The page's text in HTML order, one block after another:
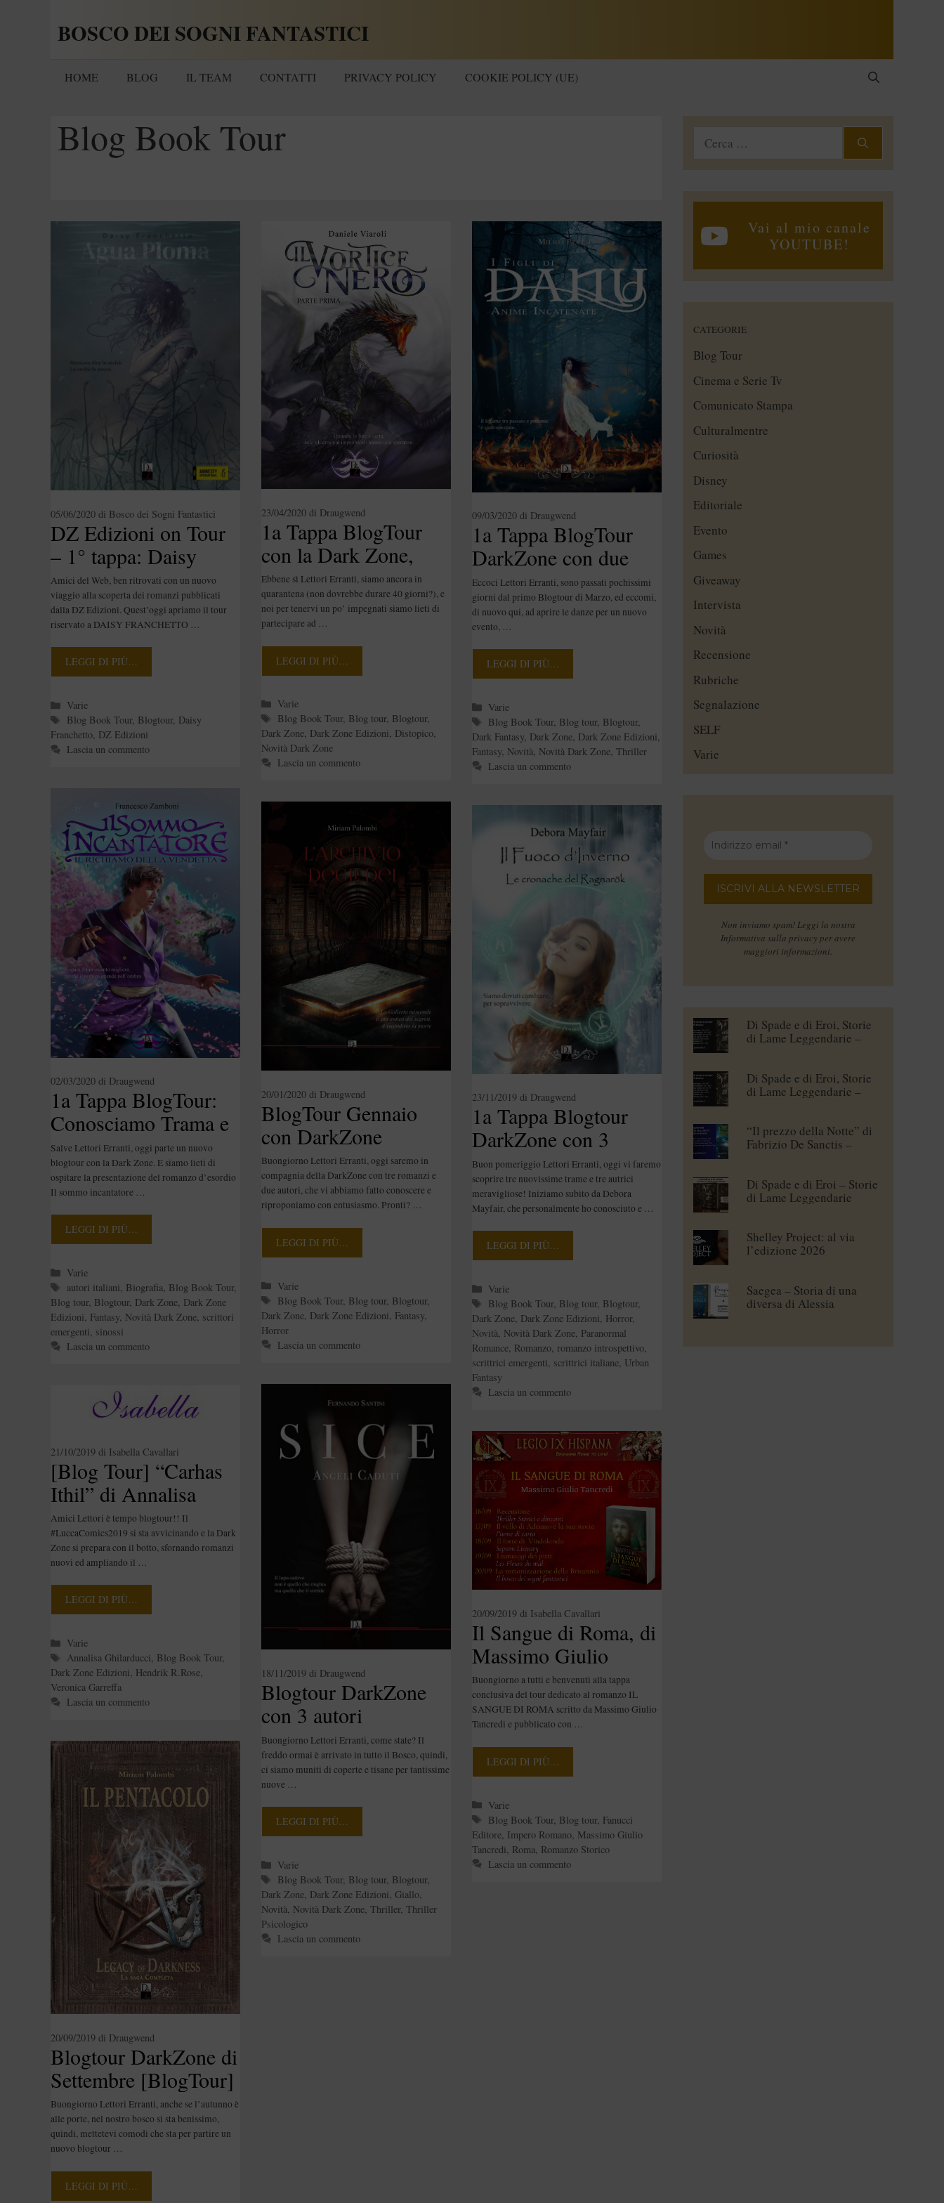
BOSCO DEI SOGNI FANTASTICI
HOME BLOG IL TEAM CONTATTI PRIVACY POLICY COOKIE POLICY (UE)
Blog Book Tour
DZ Edizioni on Tour
– 1° tappa: Daisy
Franchetto [Blogtour]
05/06/2020 di Bosco dei Sogni Fantastici
Amici del Web, ben ritrovati con un nuovo
viaggio alla scoperta dei romanzi pubblicati
dalla DZ Edizioni. Quest’oggi apriamo il tour
riservato a DAISY FRANCHETTO …
LEGGI DI PIÙ…
Categorie
Varie
Tag
Blog Book Tour, Blogtour, Daisy
Franchetto, DZ Edizioni
Lascia un commento
1a Tappa BlogTour
con la Dark Zone,
ancora in quarantena
[BlogTour]
23/04/2020 di Draugwend
Ebbene sì Lettori Erranti, siamo ancora in
quarantena (non dovrebbe durare 40 giorni?), e
noi per tenervi un po’ impegnati siamo lieti di
partecipare ad …
LEGGI DI PIÙ…
Categorie
Varie
Tag
Blog Book Tour, Blog tour, Blogtour,
Dark Zone, Dark Zone Edizioni, Distopico,
Novità Dark Zone
Lascia un commento
1a Tappa BlogTour
DarkZone con due
romanzi [BlogTour]
09/03/2020 di Draugwend
Eccoci Lettori Erranti, sono passati pochissimi
giorni dal primo Blogtour di Marzo, ed eccomi,
di nuovo qui, ad aprire le danze per un nuovo
evento, …
LEGGI DI PIÙ…
Categorie
Varie
Tag
Blog Book Tour, Blog tour, Blogtour,
Dark Fantasy, Dark Zone, Dark Zone Edizioni,
Fantasy, Novità, Novità Dark Zone, Thriller
Lascia un commento
1a Tappa BlogTour:
Conosciamo Trama e
autore de Il sommo
incantatore
[BlogTour]
02/03/2020 di Draugwend
Salve Lettori Erranti, oggi parte un nuovo
blogtour con la Dark Zone. E siamo lieti di
ospitare la presentazione del romanzo d’esordio
Il sommo incantatore …
LEGGI DI PIÙ…
Categorie
Varie
Tag
autori italiani, Biografia, Blog Book Tour,
Blog tour, Blogtour, Dark Zone, Dark Zone
Edizioni, Fantasy, Novità Dark Zone, scrittori
emergenti, sinossi
Lascia un commento
BlogTour Gennaio
con DarkZone
[Blogtour]
20/01/2020 di Draugwend
Buongiorno Lettori Erranti, oggi saremo in
compagnia della DarkZone con tre romanzi e
due autori, che vi abbiamo fatto conoscere e
riproponiamo con entusiasmo. Pronti? …
LEGGI DI PIÙ…
Categorie
Varie
Tag
Blog Book Tour, Blog tour, Blogtour,
Dark Zone, Dark Zone Edizioni Fantasy,
Horror
Lascia un commento
1a Tappa Blogtour
DarkZone con 3
autrici [Blogtour]
23/11/2019 di Draugwend
Buon pomeriggio Lettori Erranti, oggi vi faremo
scoprire tre nuovissime trame e tre autrici
meravigliose! Iniziamo subito da Debora
Mayfair, che personalmente ho conosciuto e …
LEGGI DI PIÙ…
Categorie
Varie
Tag
Blog Book Tour, Blog tour, Blogtour,
Dark Zone, Dark Zone Edizioni, Horror,
Novità, Novità Dark Zone, Paranormal
Romance, Romanzo, romanzo introspettivo,
scrittrici emergenti, scrittrici italiane, Urban
Fantasy
Lascia un commento
Blogtour DarkZone
con 3 autori
[Blogtour]
18/11/2019 di Draugwend
Buongiorno Lettori Erranti, come state? Il
freddo ormai è arrivato in tutto il Bosco, quindi,
ci siamo muniti di coperte e tisane per tantissime
nuove …
LEGGI DI PIÙ…
Categorie
Varie
Tag
Blog Book Tour, Blog tour, Blogtour,
Dark Zone, Dark Zone Edizioni Giallo,
Novità Novità Dark Zone, Thriller, Thriller
Psicologico
Lascia un commento
[Blog Tour] “Carhas
Ithil” di Annalisa
Ghilarducci, “La
Guardiana dei
Draghi” di Veronica
Garreffa,
“Watergrace” di
Hendrik R.Rose
21/10/2019 di Isabella Cavallari
Amici Lettori è tempo blogtour!! Il
#LuccaComics2019 si sta avvicinando e la Dark
Zone si prepara con il botto, sfornando romanzi
nuovi ed ampliando il …
LEGGI DI PIÙ…
Categorie
Varie
Tag
Annalisa Ghilarducci, Blog Book Tour,
Dark Zone Edizioni, Hendrik R.Rose,
Veronica Garreffa
Lascia un commento
Il Sangue di Roma, di
Massimo Giulio
Tancredi – Blog Tour
“La Romanizzazione
della Britannia”
20/09/2019 di Isabella Cavallari
Buongiorno a tutti e benvenuti alla tappa
conclusiva del tour dedicato al romanzo IL
SANGUE DI ROMA scritto da Massimo Giulio
Tancredi e pubblicato con …
LEGGI DI PIÙ…
Categorie
Varie
Tag
Blog Book Tour, Blog tour, Fanucci
Editore, Impero Romano, Massimo Giulio
Tancredi Roma Romanzo Storico
Lascia un commento
Blogtour DarkZone di
Settembre [BlogTour]
20/09/2019 di Draugwend
Buongiorno Lettori Erranti, anche se l’autunno è
alle porte, nel nostro bosco si sta benissimo,
quindi, mettetevi comodi che sta per partire un
nuovo blogtour …
LEGGI DI PIÙ…
Ricerca
Vai al mio canale
YOUTUBE!
CATEGORIE
Blog Tour
Cinema e Serie Tv
Comunicato Stampa
Culturalmentre
Curiosità
Disney
Editoriale
Evento
Games
Giveaway
Intervista
Novità
Recensione
Rubriche
Segnalazione
SELF
Varie
Non inviamo spam! Leggi la nostra
Informativa sulla privacy per avere
maggiori informazioni.
Di Spade e di Eroi, Storie
di Lame Leggendarie –
Di Spade e di Eroi, Storie
di Lame Leggendarie –
“Il prezzo della Notte” di
Fabrizio De Sanctis –
Di Spade e di Eroi – Storie
di Lame Leggendarie
Shelley Project: al via
l’edizione 2026
Saegea – Storia di una
diversa di Alessia